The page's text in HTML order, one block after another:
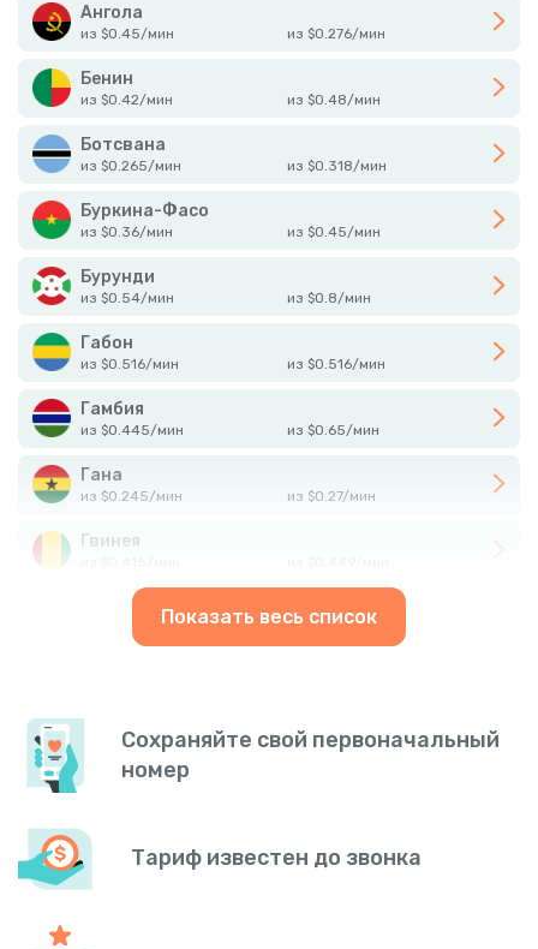
Ангола
из $0.45/мин из $0.276/мин
Бенин
из $0.42/мин из $0.48/мин
Ботсвана
из $0.265/мин из $0.318/мин
Буркина-Фасо
из $0.36/мин из $0.45/мин
Бурунди
из $0.54/мин из $0.8/мин
Габон
из $0.516/мин из $0.516/мин
Гамбия
из $0.445/мин из $0.65/мин
Гана
из $0.245/мин из $0.27/мин
Гвинея
Показать весь список
Сохраняйте свой первоначальный
номер
Тариф известен до звонка